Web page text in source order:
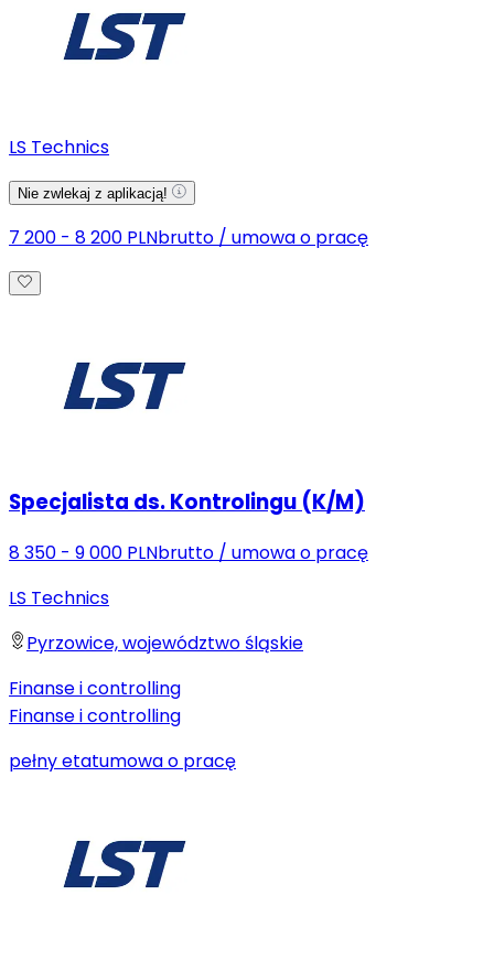
LS Technics
Nie zwlekaj z aplikacją!
7 200 - 8 200 PLNbrutto / umowa o pracę
Specjalista ds. Kontrolingu (K/M)
8 350 - 9 000 PLNbrutto / umowa o pracę
LS Technics
Pyrzowice, województwo śląskie
Finanse i controlling
Finanse i controlling
pełny etatumowa o pracę